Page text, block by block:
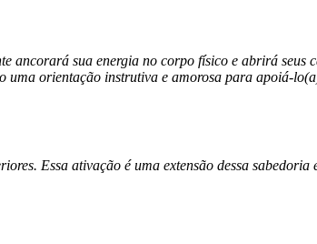
ancorará sua energia no corpo físico e abrirá seus
uma orientação instrutiva e amorosa para apoiá-
Essa ativação é uma extensão dessa sabedoria